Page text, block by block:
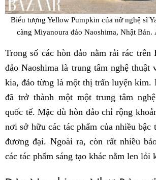
Biểu tượng Yellow Pumpkin của nữ nghệ sĩ
càng Miyanoura đảo Naoshima, Nhật Bản.
Trong số các hòn đảo nằm rải rác trên
đảo Naoshima là trung tâm nghệ thuật
kia, đảo từng là một thị trấn luyện kim.
đã trở thành một một trung tâm
quốc tế. Mặc dù hòn đảo chỉ rộng
nơi sở hữu các tác phẩm của nhiều bậc
đương đại. Ngoài ra, còn rất nhiều
các tác phẩm sáng tạo khác nằm len lỏi